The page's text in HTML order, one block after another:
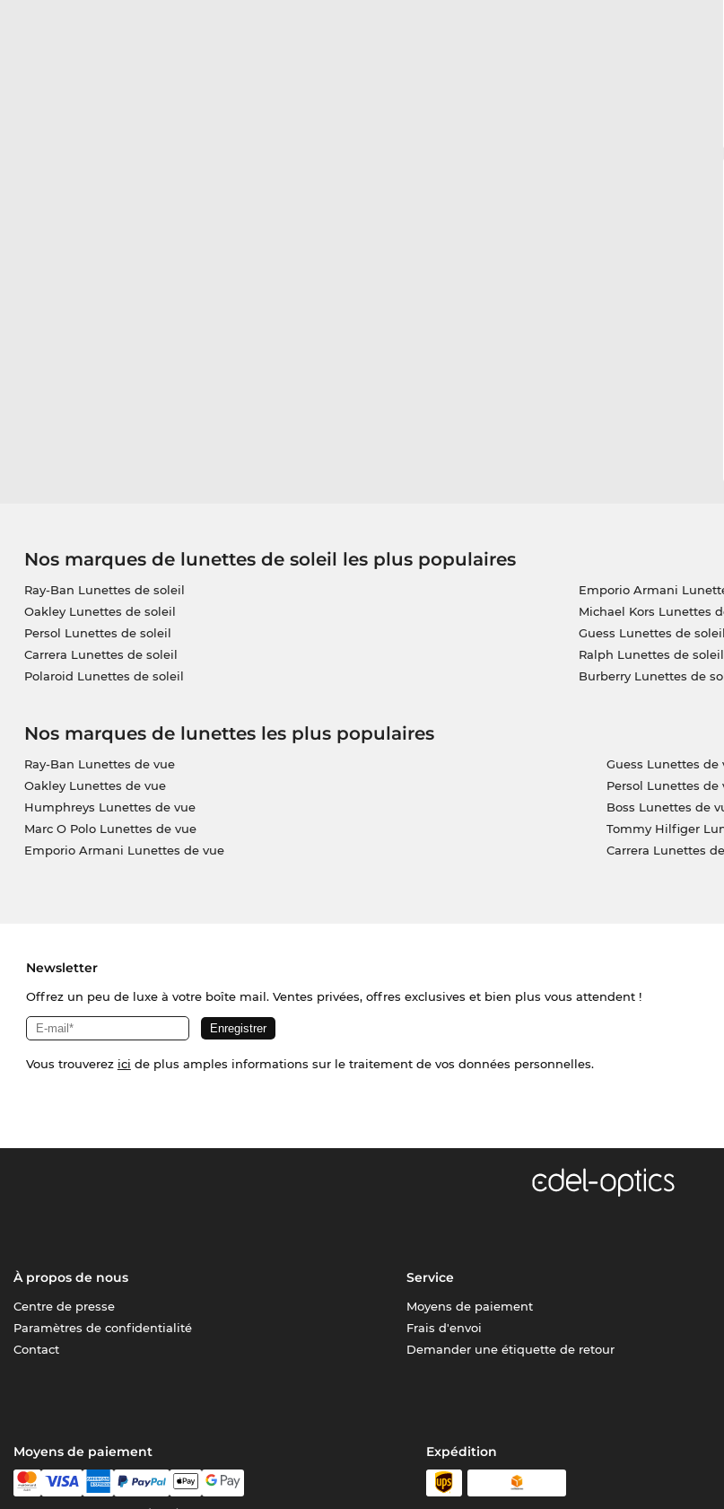
Nos marques de lunettes de soleil les plus populaires
Ray-Ban Lunettes de soleil
Oakley Lunettes de soleil
Persol Lunettes de soleil
Carrera Lunettes de soleil
Polaroid Lunettes de soleil
Emporio Armani
Michael Kors Lunettes
Guess Lunettes de soleil
Ralph Lunettes de soleil
Burberry Lunettes de
Nos marques de lunettes les plus populaires
Ray-Ban Lunettes de vue
Oakley Lunettes de vue
Humphreys Lunettes de vue
Marc O Polo Lunettes de vue
Emporio Armani Lunettes de vue
Guess Lunettes de
Persol Lunettes de
Boss Lunettes de
Tommy Hilfiger
Carrera Lunettes
Newsletter
Offrez un peu de luxe à votre boîte mail. Ventes privées, offres exclusives et bien plus vous attendent !
Vous trouverez ici de plus amples informations sur le traitement de vos données personnelles.
À propos de nous
Centre de presse
Paramètres de confidentialité
Contact
Service
Moyens de paiement
Frais d'envoi
Demander une étiquette de retour
Moyens de paiement Expédition